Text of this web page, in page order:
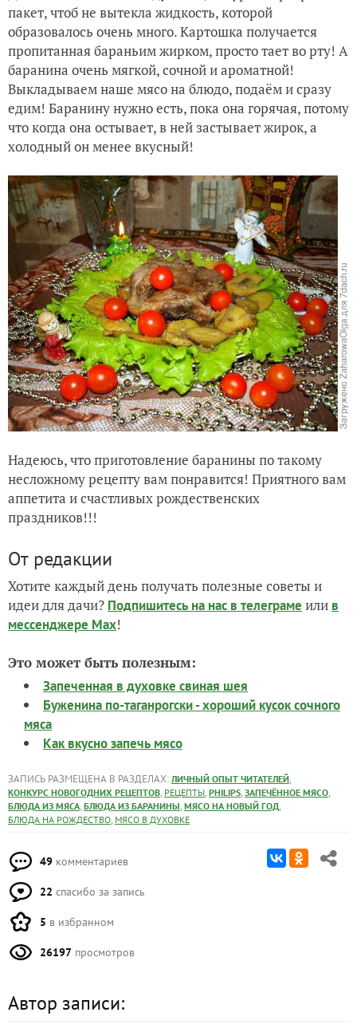
пакет, чтоб не вытекла жидкость, которой
образовалось очень много. Картошка получается
пропитанная бараньим жирком, просто тает во рту! А
баранина очень мягкой, сочной и ароматной!
Выкладываем наше мясо на блюдо, подаём и сразу
едим! Баранину нужно есть, пока она горячая, потому
что когда она остывает, в ней застывает жирок, а
холодный он менее вкусный!
Надеюсь, что приготовление баранины по такому
несложному рецепту вам понравится! Приятного вам
аппетита и счастливых рождественских
праздников!!!
От редакции
Хотите каждый день получать полезные советы и
идеи для дачи? Подпишитесь на нас в телеграме или в
мессенджере Max!
Это может быть полезным:
Запеченная в духовке свиная шея
Буженина по-таганрогски - хороший кусок сочного
мяса
Как вкусно запечь мясо
ЗАПИСЬ РАЗМЕЩЕНА В РАЗДЕЛАХ: ЛИЧНЫЙ ОПЫТ ЧИТАТЕЛЕЙ,
КОНКУРС НОВОГОДНИХ РЕЦЕПТОВ, РЕЦЕПТЫ, PHILIPS, ЗАПЕЧЁННОЕ МЯСО,
БЛЮДА ИЗ МЯСА, БЛЮДА ИЗ БАРАНИНЫ, МЯСО НА НОВЫЙ ГОД,
БЛЮДА НА РОЖДЕСТВО, МЯСО В ДУХОВКЕ
49 комментариев
22 спасибо за запись
5 в избранном
26197 просмотров
Автор записи: